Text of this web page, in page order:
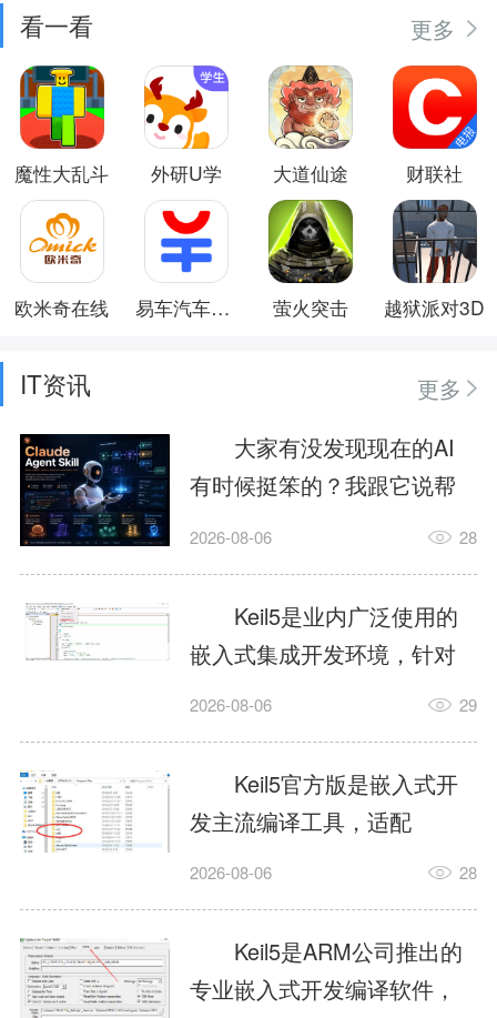
看一看 更多
魔性大乱斗 外研U学 大道仙途 财联社
欧米奇在线 易车汽车报价 萤火突击 越狱派对3D
IT资讯
更多
大家有没发现现在的AI
有时候挺笨的？我跟它说帮
我订个明天早上的闹钟，它
这样？因为AI，就是个只会
耍嘴皮子的书呆子。它脑子
里有海量知识，但没有真正
激发出来实力。而
AgentSkill，就是给AI大脑装
上的一双机械手，它真的能
解决很多问题。1什么是
AgentSkillSkill指...
2026-08-06 28
Keil5是业内广泛使用的
嵌入式集成开发环境，针对
ARM、51内核单片机提供编
力，代码编译稳定，调试工
具成熟，大量开源项目基于
该平台开发。新项目需要单
独下载对应芯片支持包，新
手配置难度较高，正版商业
授权费用不菲，未授权版本
存在程序容量限制，适合硬
2026-08-06 29
Keil5官方版是嵌入式开
发主流编译工具，适配
STM32、51单片机等多款芯
在线调试、代码仿真，兼容
众多厂商芯片安装包。软件
需要手动添加器件库，初次
2026-08-06 28
Keil5是ARM公司推出的
专业嵌入式开发编译软件，